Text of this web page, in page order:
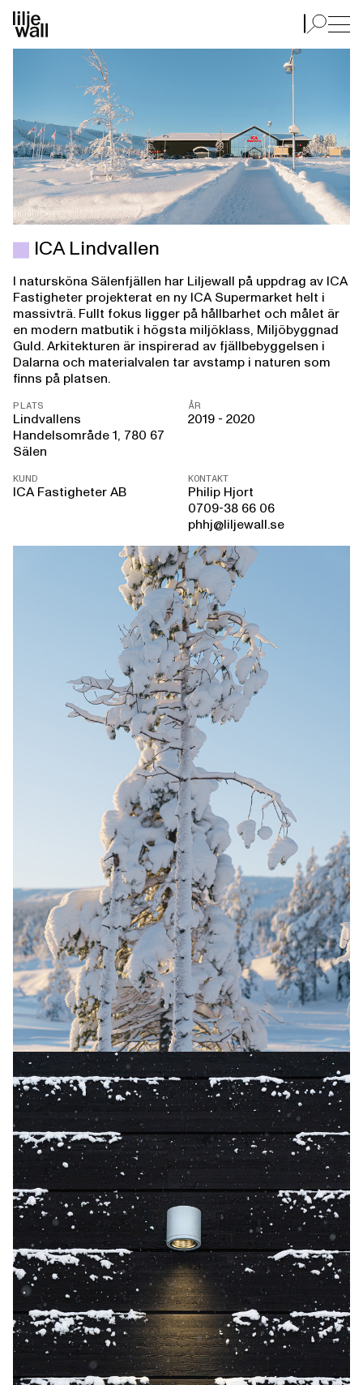
ICA Lindvallen
ICA Lindvallen
I natursköna Sälenfjällen har Liljewall på uppdrag av ICA
Fastigheter projekterat en ny ICA Supermarket helt i
massivträ. Fullt fokus ligger på hållbarhet och målet är
en modern matbutik i högsta miljöklass, Miljöbyggnad
Guld. Arkitekturen är inspirerad av fjällbebyggelsen i
Dalarna och materialvalen tar avstamp i naturen som
finns på platsen.
ÅR
2019 - 2020
PLATS
Lindvallens
Handelsområde 1, 780 67
Sälen
KUND
ICA Fastigheter AB
KONTAKT
Philip Hjort
0709-38 66 06
phhj@liljewall.se